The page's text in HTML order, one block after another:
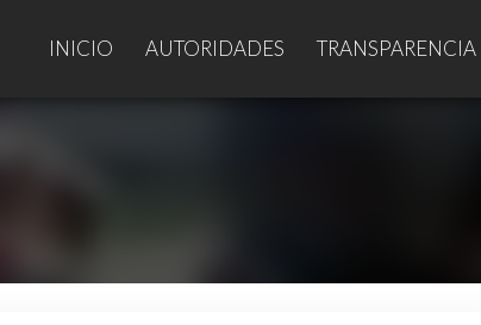
INICIO AUTORIDADES TRANSPARENCIA